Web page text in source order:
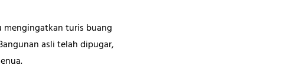
mengingatkan turis buang
asli telah dipugar,